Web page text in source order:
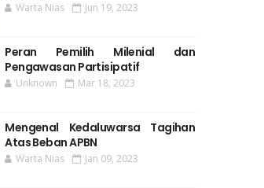
Warta Nias Jun 19, 2023
Peran Pemilih Milenial dan
Pengawasan Partisipatif
Unknown Mar 18, 2023
Mengenal Kedaluwarsa Tagihan
Atas Beban APBN
Warta Nias Jan 09, 2023